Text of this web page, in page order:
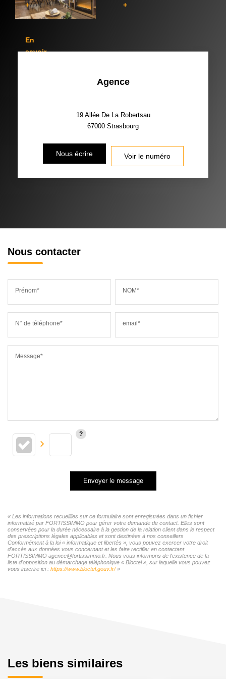
€335 000
-
+
€336 000
+
67000
STRASBOURG
En
savoir
Agence
19 Allée De La Robertsau
67000 Strasbourg
Nous écrire Voir le numéro
Nous contacter
Prénom* NOM*
N° de téléphone* email*
Message*
Envoyer le message
« Les informations recueillies sur ce formulaire sont enregistrées dans un fichier
informatisé par FORTISSIMMO pour gérer votre demande de contact. Elles sont
conservées pour la durée nécessaire à la gestion de la relation client dans le respect
des prescriptions légales applicables et sont destinées à nos conseillers
Conformément à la loi « informatique et libertés », vous pouvez exercer votre droit
d'accès aux données vous concernant et les faire rectifier en contactant
FORTISSIMMO agence@fortissimmo.fr. Nous vous informons de l'existence de la
liste d'opposition au démarchage téléphonique « Bloctel », sur laquelle vous pouvez
vous inscrire ici : https://www.bloctel.gouv.fr/»
Les biens similaires